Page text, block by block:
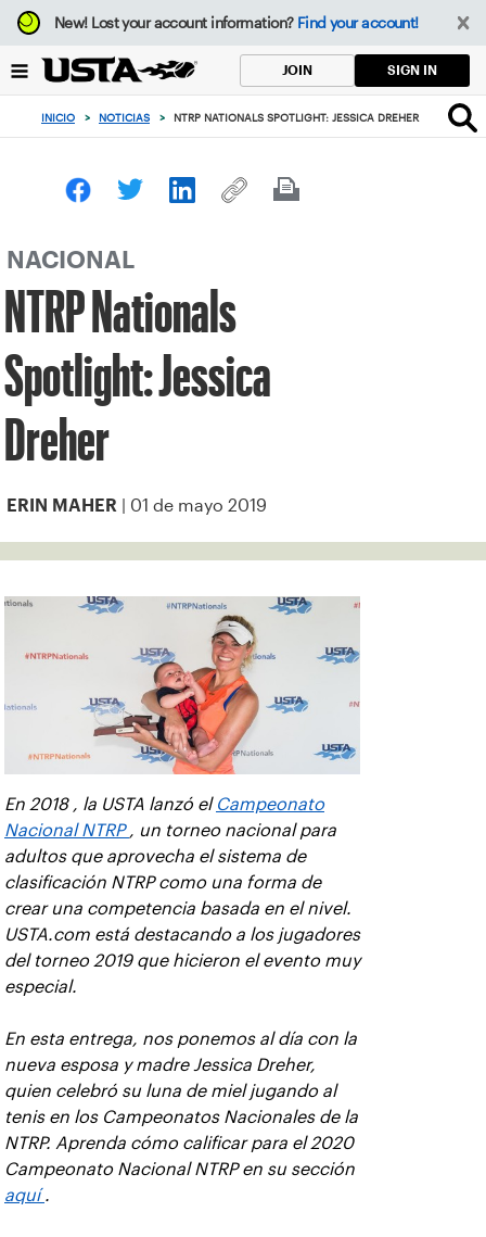
Enfoque
desde
botón
volver
principio
New!Lost your account information? Find your account!
JOIN SIGN IN
INICIO > NOTICIAS > NTRP NATIONALS SPOTLIGHT: JESSICA DREHER
NACIONAL
NTRP Nationals
Spotlight: Jessica
Dreher
ERIN MAHER | 01 de mayo 2019
En 2018 , la USTA lanzó el Campeonato
Nacional NTRP , un torneo nacional para
adultos que aprovecha el sistema de
clasificación NTRP como una forma de
crear una competencia basada en el nivel.
USTA.com está destacando a los jugadores
del torneo 2019 que hicieron el evento muy
especial.
En esta entrega, nos ponemos al día con la
nueva esposa y madre Jessica Dreher,
quien celebró su luna de miel jugando al
tenis en los Campeonatos Nacionales de la
NTRP. Aprenda cómo calificar para el 2020
Campeonato Nacional NTRP en su sección
aquí.